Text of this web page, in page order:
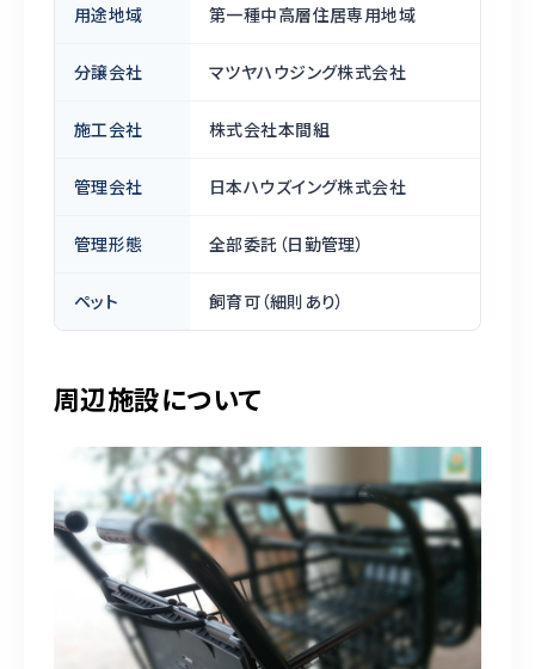
用途地域 第一種中高層住居専用地域
分譲会社 マツヤハウジング株式会社
施工会社 株式会社本間組
管理会社 日本ハウズイング株式会社
管理形態 全部委託（日勤管理）
ペット 飼育可（細則あり）
周辺施設について